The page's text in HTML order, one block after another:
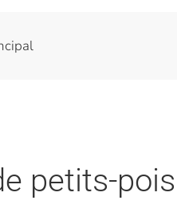
petits-pois